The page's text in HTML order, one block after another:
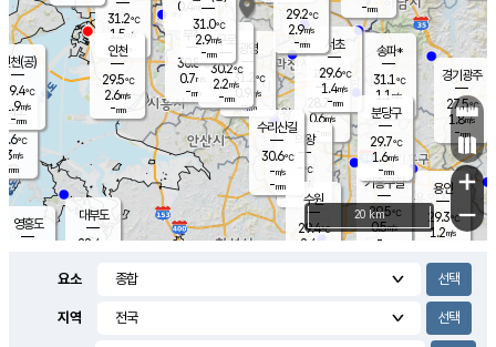
의도
℃
m/s
mm
영흥도
과천
28.7℃
0.6m/s
- mm
용인
29.3℃
1.2m/s
경기광주
27.5℃
1.8m/s
-mm
대부도
28.4
31.2℃
1.5 m/s
-mm
의왕
- ℃
m/s
mm
0.4 m/s
mm
광명
31.2 ℃
0.9 m/s
-mm
부천
30.8℃
0.7m/s
-mm
구로
30.2℃
2.2m/s
-mm
-mm
송파*
31.1℃
1.1 m/s
-mm
서초
29.6℃
1.4m/s
-mm
기흥구갈
29.5℃
0.5m/s
-
수리산길
30.6℃
-m/s
-mm
분당구
29.7℃
1.6m/s
-mm
인천(공)
29.4℃
1.9m/s
-mm
31.0℃
2.9m/s
-mm
수원
29.4℃
2.4 m/s
인천
29.5℃
2.6m/s
-mm
29.2℃
2.9m/s
-mm
+
−
20 km
요소
지역